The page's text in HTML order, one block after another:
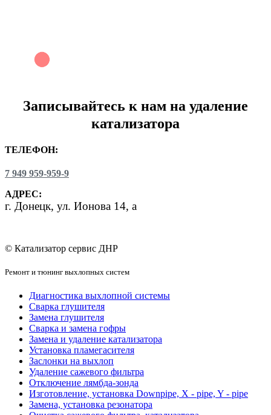
Записывайтесь к нам на удаление
катализатора
ТЕЛЕФОН:
7 949 959-959-9
АДРЕС:
г. Донецк, ул. Ионова 14, а
© Катализатор сервис ДНР
Ремонт и тюнинг выхлопных систем
Диагностика выхлопной системы
Сварка глушителя
Замена глушителя
Сварка и замена гофры
Замена и удаление катализатора
Установка пламегасителя
Заслонки на выхлоп
Удаление сажевого фильтра
Отключение лямбда-зонда
Изготовление, установка Downpipe, X - pipe, Y - pipe
Замена, установка резонатора